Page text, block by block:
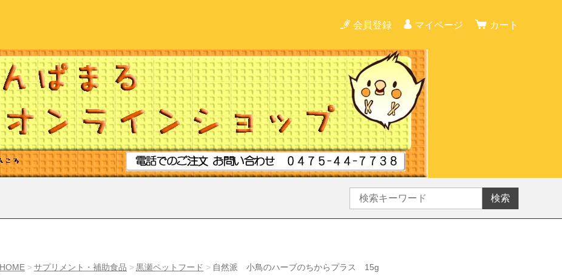
会員登録 マイページ カート
検索
HOME サプリメント・補助食品 黒瀬ペットフード 自然派 小鳥のハーブのちからプラス 15g